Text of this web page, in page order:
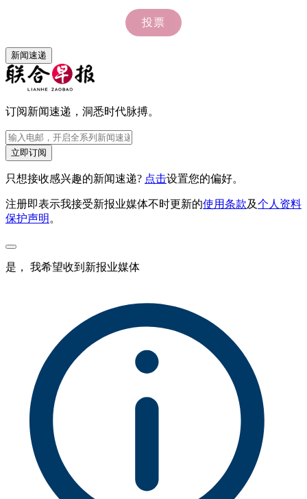
新闻速递
订阅新闻速递，洞悉时代脉搏。
立即订阅
只想接收感兴趣的新闻速递? 点击设置您的偏好。
注册即表示我接受新报业媒体不时更新的使用条款及个人资料
保护声明 。
是， 我希望收到新报业媒体